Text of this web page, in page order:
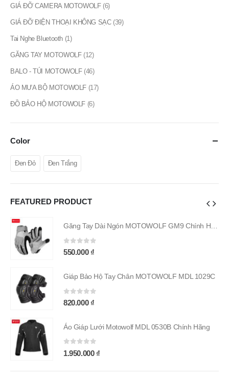
GIÁ ĐỠ CAMERA MOTOWOLF (6)
GIÁ ĐỠ ĐIỆN THOẠI KHÔNG SẠC (39)
Tai Nghe Bluetooth (1)
GĂNG TAY MOTOWOLF (12)
BALO - TÚI MOTOWOLF (46)
ÁO MƯA BỘ MOTOWOLF (17)
ĐỒ BẢO HỘ MOTOWOLF (6)
Color
Đen Đỏ Đen Trắng
FEATURED PRODUCT
Găng Tay Dài Ngón MOTOWOLF GM9 Chính Hãng
0out of 5
550.000 ₫
Giáp Bảo Hộ Tay Chân MOTOWOLF MDL 1029C
0out of 5
820.000 ₫
Áo Giáp Lưới Motowolf MDL 0530B Chính Hãng
0 out of 5
1.950.000 ₫